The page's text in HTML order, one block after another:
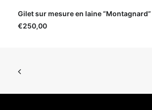
AJOUTER AU PANIER
Gilet sur mesure en laine “Montagnard”
€250,00